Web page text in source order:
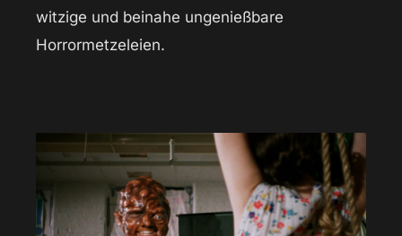
witzige und beinahe ungenießbare
Horrormetzeleien.